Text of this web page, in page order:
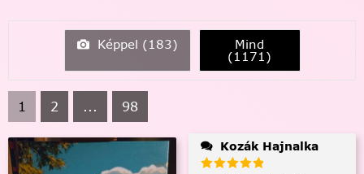
Képpel (183) Mind
(1171)
1 2 ... 98
Kozák Hajnalka